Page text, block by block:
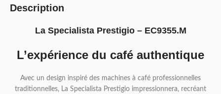
Description
La Specialista Prestigio – EC9355.M
L’expérience du café authentique
Avec un design inspiré des machines à café professionnelles
traditionnelles, La Specialista Prestigio impressionnera, recréant